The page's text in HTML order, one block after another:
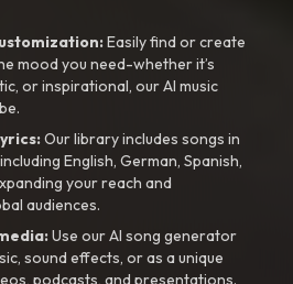
Easily find or create
mood you need-whether it’s
or inspirational, our AI music
Our library includes songs in
English, German, Spanish,
your reach and
audiences.
Use our AI song generator
sound effects, or as a unique
podcasts, and presentations.